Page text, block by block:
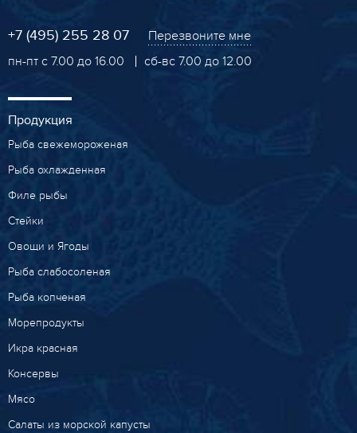
+7 (495) 255 28 07
Перезвоните мне
пн-пт с 7.00 до 16.00
сб-вс 7.00 до 12.00
Продукция
Рыба свежемороженая
Рыба охлажденная
Филе рыбы
Стейки
Овощи и Ягоды
Рыба слабосоленая
Рыба копченая
Морепродукты
Икра красная
Консервы
Мясо
Салаты из морской капусты